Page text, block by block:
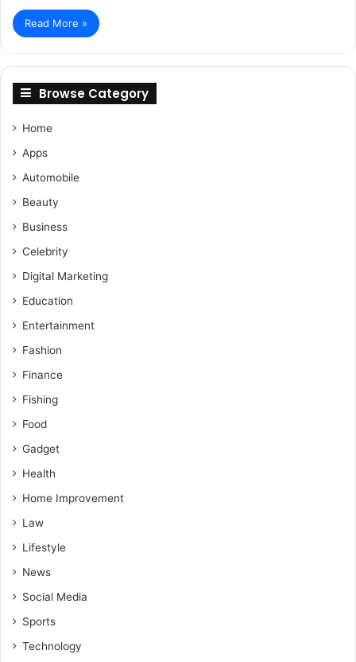
Read More »
Browse Category
Home
Apps
Automobile
Beauty
Business
Celebrity
Digital Marketing
Education
Entertainment
Fashion
Finance
Fishing
Food
Gadget
Health
Home Improvement
Law
Lifestyle
News
Social Media
Sports
Technology